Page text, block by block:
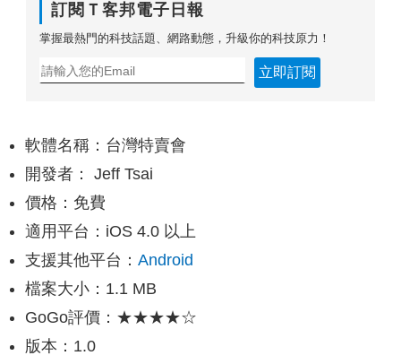
訂閱Ｔ客邦電子日報
掌握最熱門的科技話題、網路動態，升級你的科技原力！
立即訂閱
軟體名稱：台灣特賣會
開發者： Jeff Tsai
價格：免費
適用平台：iOS 4.0 以上
支援其他平台： Android
檔案大小：1.1 MB
GoGo評價：★★★★☆
版本：1.0